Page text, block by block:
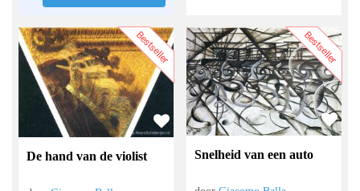
Bestseller
De hand van de violist
Bestseller
Snelheid van een auto